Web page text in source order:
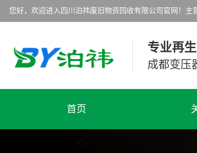
您好，欢迎进入四川泊祎废旧物资回收有限公司官网！主
专业再
成都变压
首页